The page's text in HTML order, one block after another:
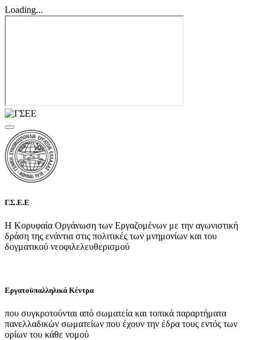
Loading...
Γ.Σ.Ε.Ε
Η Κορυφαία Οργάνωση των Εργαζομένων με την αγωνιστική
δράση της ενάντια στις πολιτικές των μνημονίων και του
δογματικού νεοφιλελευθερισμού
Εργατοϋπαλληλικά Κέντρα
που συγκροτούνται από σωματεία και τοπικά παραρτήματα
πανελλαδικών σωματείων που έχουν την έδρα τους εντός των
ορίων του κάθε νομού